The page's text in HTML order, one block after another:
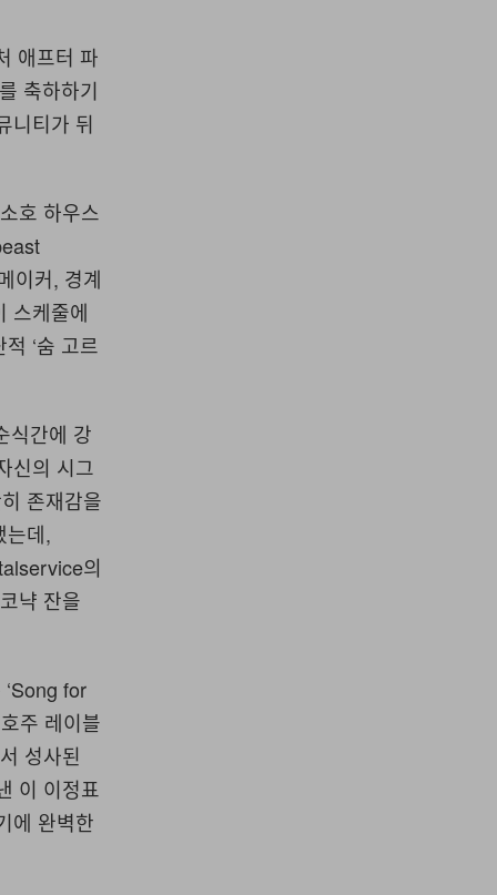
애프터 파
축하하기
니티가 뒤
호 하우스
이커, 경계
스케줄에
‘숨 고르
식간에 강
신의 시그
존재감을
는데,
의
냑 잔을
for
주 레이블
성사된
이 이정표
에 완벽한